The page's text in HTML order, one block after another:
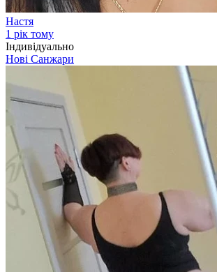
Настя
1 рік тому
Індивідуально
Нові Санжари